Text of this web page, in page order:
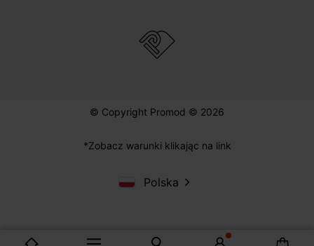
© Copyright Promod © 2026
*Zobacz warunki klikając na link
Polska